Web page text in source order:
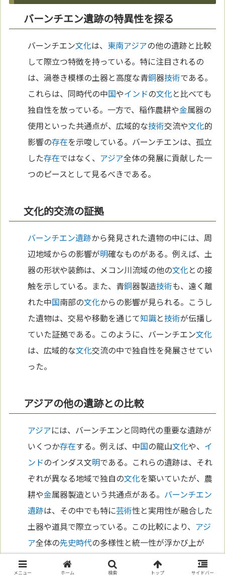
バーンチエン遺跡の特異性を探る
バーンチエン文化は、 東南アジアの他の遺跡と比較
して際立つ特徴を持っている。特に注目されるの
は、渦巻き模様の土器と高度な青銅器技術である。
これらは、同時代の中国やインドの文化と比べても
独自性を放っている。一方で、稲作農耕や金属器の
使用といった共通点が、広域的な技術交流や文化的
影響の存在を示唆している。バーンチエンは、孤立
した存在ではなく、 アジア全体の発展に貢献した一
つのピースとして見るべきである。
文化的交流の証拠
バーンチエン遺跡から発見された遺物の中には、周
辺地域からの影響が明確なものがある。例えば、土
器の形状や装飾は、メコン川流域の他の文化との接
触を示している。また、青銅器製造技術も、遠く離
れた中国南部の文化からの影響が見られる。こうし
た遺物は、交易や移動を通じて知識と技術が伝播し
ていた証拠である。このように、バーンチエン文化
は、広域的な文化交流の中で独自性を発展させてい
った。
アジアの他の遺跡との比較
アジアには、バーンチエンと同時代の重要な遺跡が
いくつか存在する。例えば、中国の龍山文化や、 イ
ンドのインダス文明である。これらの遺跡は、それ
ぞれが異なる地域で独自の文化を築いていたが、農
耕や金属器製造という共通点がある。 バーンチエン
遺跡は、その中でも特に芸術性と実用性が融合した
土器や道具で際立っている。この比較により、 アジ
ア全体の先史時代の多様性と統一性が浮かび上が
メニュー ホーム 検索 トップ サイドバー